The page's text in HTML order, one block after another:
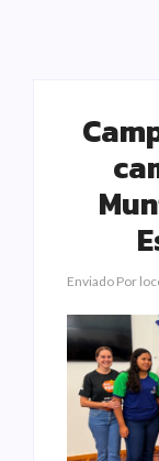
Enviado Por